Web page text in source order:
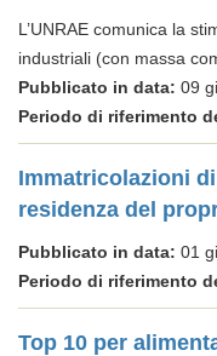
L’UNRAE comunica la
industriali (con massa
Pubblicato in data: 09
Periodo di riferimento
Immatricolazioni
residenza del
Pubblicato in data: 01
Periodo di riferimento
Top 10 per